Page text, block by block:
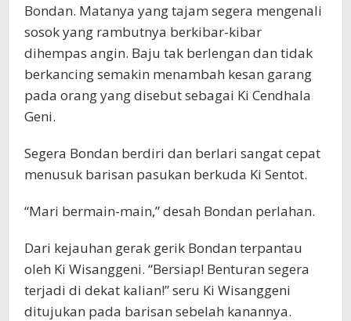
Bondan. Matanya yang tajam segera mengenali
sosok yang rambutnya berkibar-kibar
dihempas angin. Baju tak berlengan dan tidak
berkancing semakin menambah kesan garang
pada orang yang disebut sebagai Ki Cendhala
Geni.
Segera Bondan berdiri dan berlari sangat cepat
menusuk barisan pasukan berkuda Ki Sentot.
“Mari bermain-main,” desah Bondan perlahan.
Dari kejauhan gerak gerik Bondan terpantau
oleh Ki Wisanggeni. “Bersiap! Benturan segera
terjadi di dekat kalian!” seru Ki Wisanggeni
ditujukan pada barisan sebelah kanannya.